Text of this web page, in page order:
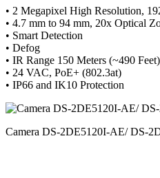
• 2 Megapixel High Resolution,
• 4.7 mm to 94 mm, 20x Optical
• Smart Detection
• Defog
• IR Range 150 Meters (~490 Feet)
• 24 VAC, PoE+ (802.3at)
• IP66 and IK10 Protection
Camera DS-2DE5120I-AE/ DS-